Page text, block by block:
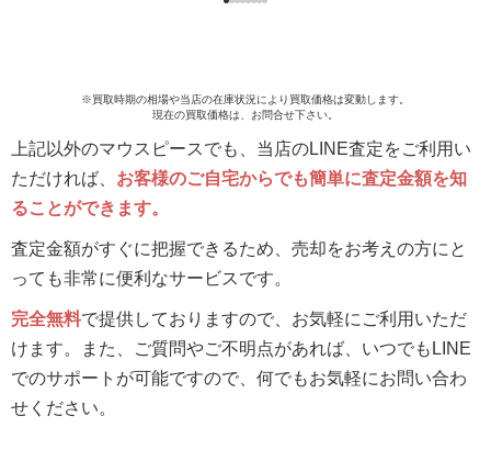
※買取時期の相場や当店の在庫状況により買取価格は変動します。
現在の買取価格は、お問合せ下さい。
上記以外のマウスピースでも、当店のLINE査定をご利用い
ただければ、 お客様のご自宅からでも簡単に査定金額を知
ることができます。
査定金額がすぐに把握できるため、売却をお考えの方にと
っても非常に便利なサービスです。
完全無料で提供しておりますので、お気軽にご利用いただ
けます。また、ご質問やご不明点があれば、いつでもLINE
でのサポートが可能ですので、何でもお気軽にお問い合わ
せください。